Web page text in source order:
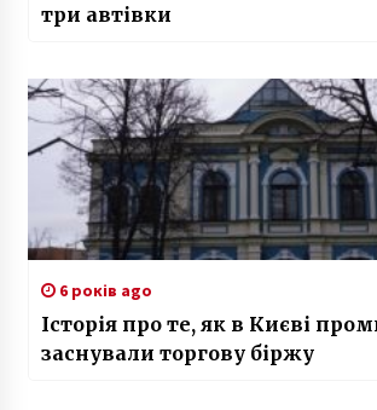
три автівки
6 років ago
Історія про те, як в Києві
заснували торгову біржу